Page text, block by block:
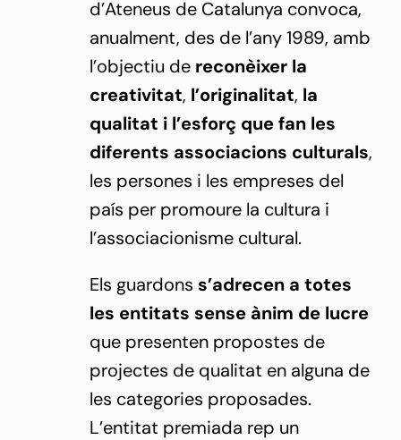
d’Ateneus de Catalunya convoca,
anualment, des de l’any 1989, amb
l’objectiu de reconèixer la
creativitat, l’originalitat, la
qualitat i l’esforç que fan les
diferents associacions culturals,
les persones i les empreses del
país per promoure la cultura i
l’associacionisme cultural.
Els guardons s’adrecen a totes
les entitats sense ànim de lucre
que presenten propostes de
projectes de qualitat en alguna de
les categories proposades.
L’entitat premiada rep un